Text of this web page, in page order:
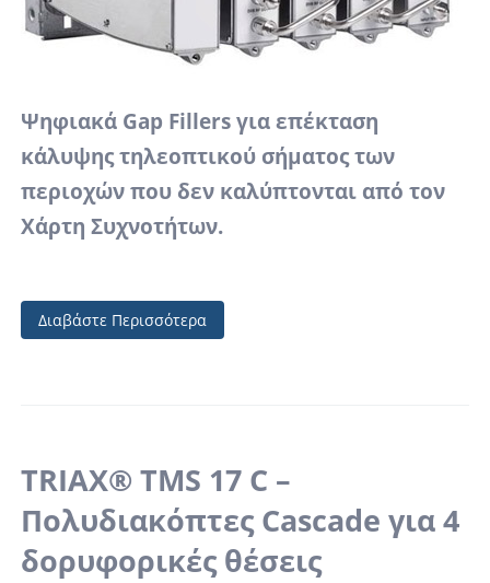
Ψηφιακά Gap Fillers για επέκταση
κάλυψης τηλεοπτικού σήματος των
περιοχών που δεν καλύπτονται από τον
Χάρτη Συχνοτήτων.
Διαβάστε Περισσότερα
TRIAX® TMS 17 C –
Πολυδιακόπτες Cascade για 4
δορυφορικές θέσεις